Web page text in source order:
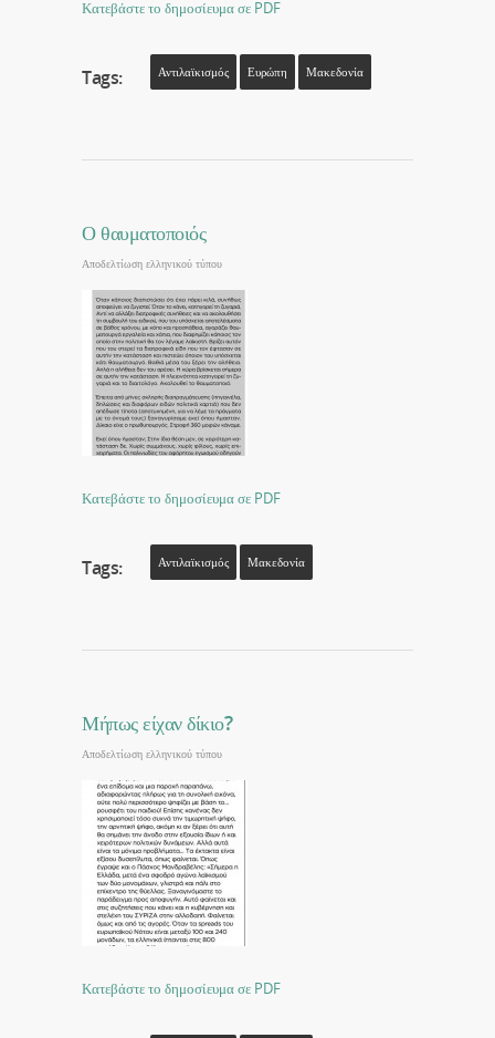
Κατεβάστε το δημοσίευμα σε PDF
Tags: Αντιλαϊκισμός Ευρώπη Μακεδονία
Ο θαυματοποιός
Αποδελτίωση ελληνικού τύπου
Κατεβάστε το δημοσίευμα σε PDF
Tags: Αντιλαϊκισμός Μακεδονία
Μήπως είχαν δίκιο?
Αποδελτίωση ελληνικού τύπου
Κατεβάστε το δημοσίευμα σε PDF